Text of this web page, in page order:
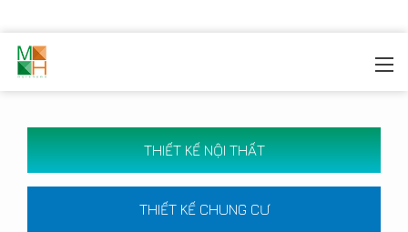
THIẾT KẾ NỘI THẤT
THIẾT KẾ CHUNG CƯ